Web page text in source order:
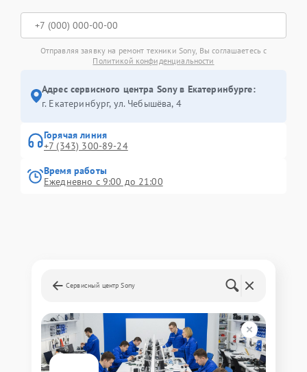
Отправляя заявку на ремонт техники Sony, Вы соглашаетесь с
Политикой конфиденциальности
Адрес сервисного центра Sony в Екатеринбурге:
г. Екатеринбург, ул. Чебышёва, 4
Горячая линия
+7 (343) 300-89-24
Время работы
Ежедневно с 9:00 до 21:00
Сервисный центр Sony